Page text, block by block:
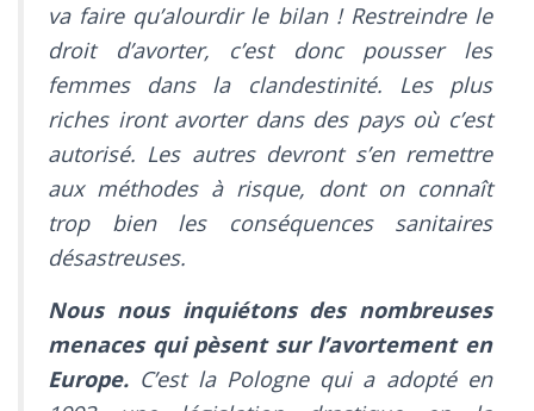
va faire qu’alourdir le bilan ! Restreindre le
droit d’avorter, c’est donc pousser les
femmes dans la clandestinité. Les plus
riches iront avorter dans des pays où c’est
autorisé. Les autres devront s’en remettre
aux méthodes à risque, dont on connaît
trop bien les conséquences sanitaires
désastreuses.
Nous nous inquiétons des nombreuses
menaces qui pèsent sur l’avortement en
Europe. C’est la Pologne qui a adopté en